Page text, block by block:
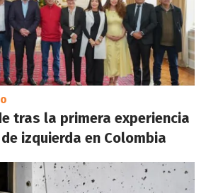
tras la primera experiencia
izquierda en Colombia